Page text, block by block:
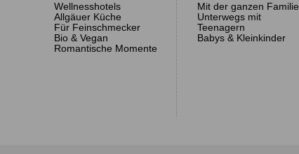
Wellnesshotels
Allgäuer Küche
Für Feinschmecker
Bio & Vegan
Romantische Momente
Mit der ganzen Familie
Unterwegs mit
Teenagern
Babys & Kleinkinder